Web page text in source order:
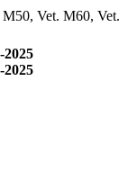
Vet. M60, Vet.
2025
2025